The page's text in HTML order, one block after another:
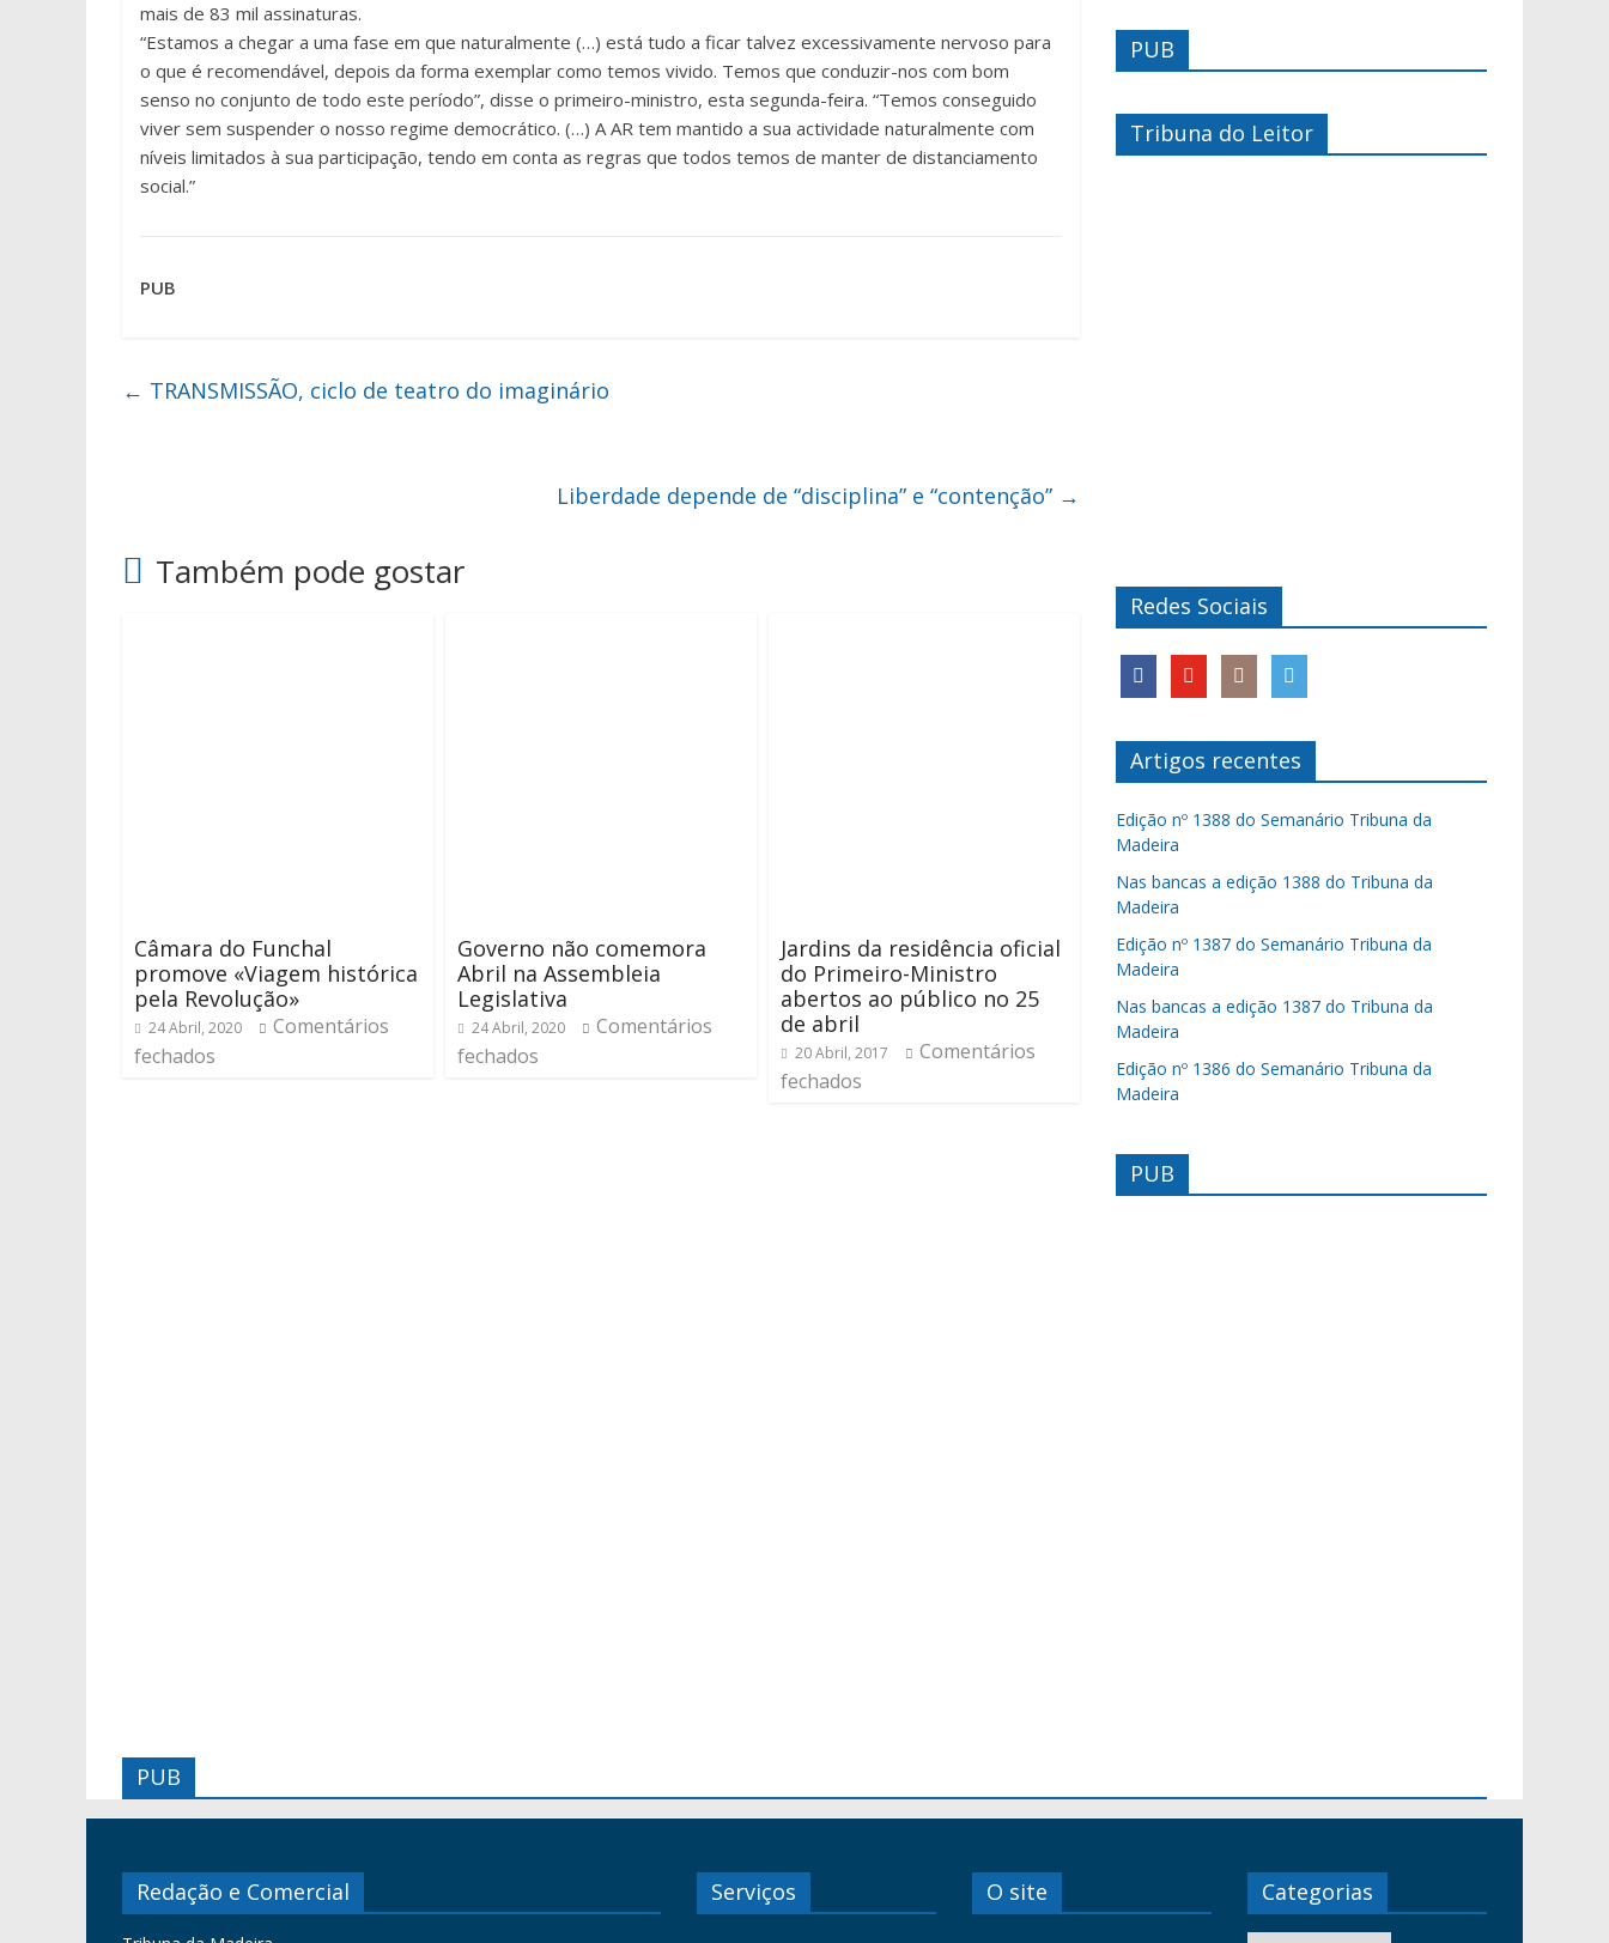
mais de 83 mil assinaturas.
“Estamos a chegar a uma fase em que naturalmente (…) está tudo a ficar talvez excessivamente nervoso para
o que é recomendável, depois da forma exemplar como temos vivido. Temos que conduzir-nos com bom
senso no conjunto de todo este período”, disse o primeiro-ministro, esta segunda-feira. “Temos conseguido
viver sem suspender o nosso regime democrático. (…) A AR tem mantido a sua actividade naturalmente com
níveis limitados à sua participação, tendo em conta as regras que todos temos de manter de distanciamento
social.”
PUB
← TRANSMISSÃO, ciclo de teatro do imaginário
Liberdade depende de “disciplina” e “contenção” →
Também pode gostar
Câmara do Funchal
promove «Viagem histórica
pela Revolução»
24 Abril, 2020
Comentários
fechados
Governo não comemora
Abril na Assembleia
Legislativa
24 Abril, 2020
Comentários
fechados
Jardins da residência oficial
do Primeiro-Ministro
abertos ao público no 25
de abril
20 Abril, 2017
Comentários
fechados
PUB
Tribuna do Leitor
Redes Sociais
Artigos recentes
Edição nº 1388 do Semanário Tribuna da
Madeira
Nas bancas a edição 1388 do Tribuna da
Madeira
Edição nº 1387 do Semanário Tribuna da
Madeira
Nas bancas a edição 1387 do Tribuna da
Madeira
Edição nº 1386 do Semanário Tribuna da
Madeira
PUB
PUB
Redação e Comercial Serviços O site Categorias